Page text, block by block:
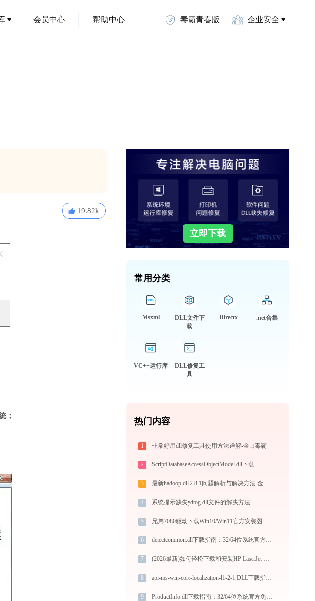
会员中心 帮助中心 毒霸青春版 企业安全
19.82k
；
立即下载
常用分类
Msxml
DLL文件下
载
Directx .net合集
VC++运行库
DLL修复工
具
热门内容
1 非常好用dll修复工具使用方法详解-金山毒霸
2 ScriptDatabaseAccessObjectModel.dll下载
3 最新hadoop.dll 2.8.1问题解析与解决方法-金山毒霸
4 系统提示缺失ydtog.dll文件的解决方法
5 兄弟7080驱动下载Win10/Win11官方安装图文教程
6 detectcommon.dll下载指南：32/64位系统官方免费版获取与安装教程
7 (2026最新)如何轻松下载和安装HP LaserJet P1505n打印机驱动？跟着这篇指南走
8 api-ms-win-core-localization-l1-2-1.DLL下载指南：解决32/64位系统DLL缺失问题
9 ProductInfo.dll下载指南：32/64位系统官方免费版完整解决方案